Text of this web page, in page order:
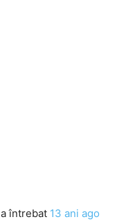
a întrebat 13 ani ago